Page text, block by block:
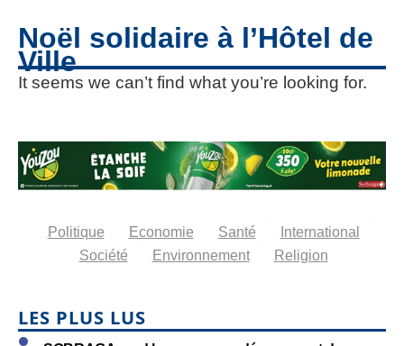
Noël solidaire à l’Hôtel de
Ville
It seems we can’t find what you’re looking for.
Politique Economie Santé
International
Société
Environnement Religion
LES PLUS LUS